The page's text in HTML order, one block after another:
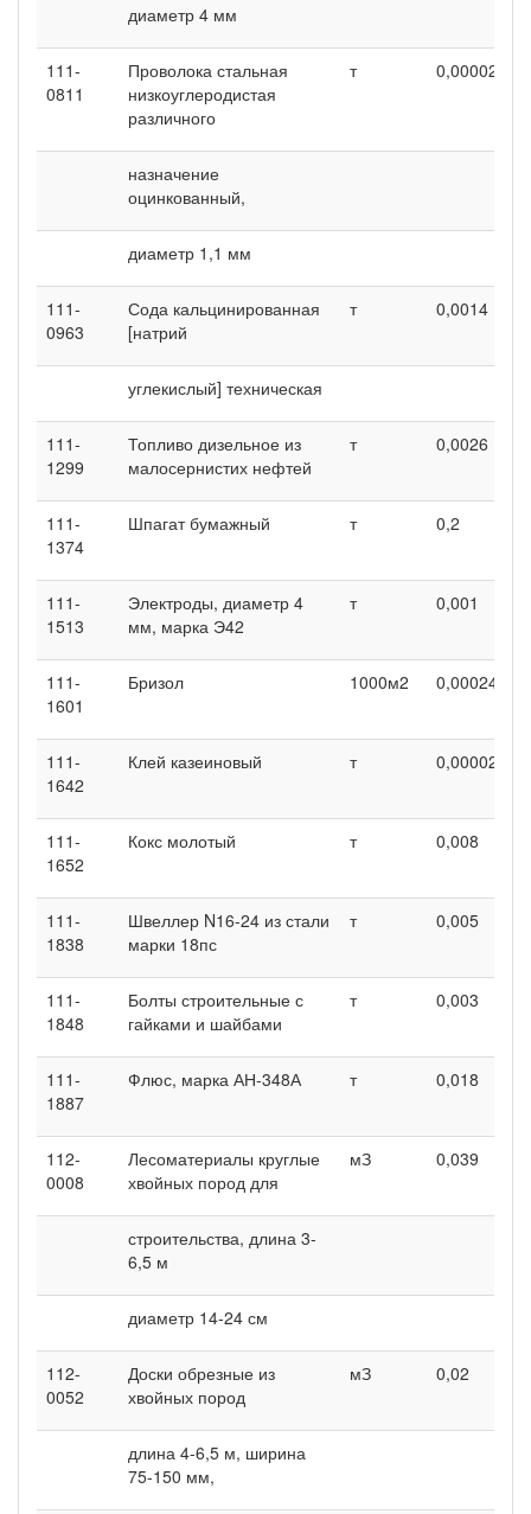
диаметр 4 мм
111-
0811
Проволока стальная
низкоуглеродистая
различного
т 0,00002
назначение
оцинкованный,
диаметр 1,1 мм
111-
0963
Сода кальцинированная
[натрий
т 0,0014
углекислый] техническая
111-
1299
Топливо дизельное из
малосернистих нефтей
т 0,0026
111-
1374
Шпагат бумажный т 0,2
111-
1513
Электроды, диаметр 4
мм, марка Э42
т 0,001
111-
1601
Бризол 1000м2 0,00024
111-
1642
Клей казеиновый т 0,00002
111-
1652
Кокс молотый т 0,008
111-
1838
Швеллер N16-24 из стали
марки 18пс
т 0,005
111-
1848
Болты строительные с
гайками и шайбами
т 0,003
111-
1887
Флюс, марка АН-348А т 0,018
112-
0008
Лесоматериалы круглые
хвойных пород для
мЗ 0,039
строительства, длина 3-
6,5 м
диаметр 14-24 см
112-
0052
Доски обрезные из
хвойных пород
мЗ 0,02
длина 4-6,5 м, ширина
75-150 мм,